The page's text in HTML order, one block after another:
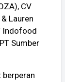
CV
Lauren
Indofood
Sumber